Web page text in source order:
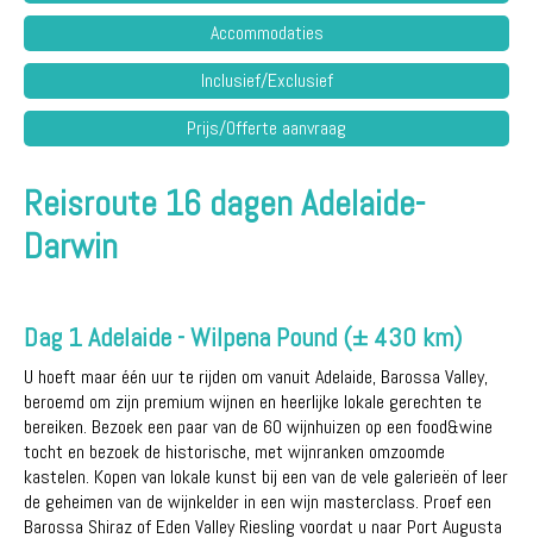
Accommodaties
Inclusief/Exclusief
Prijs/Offerte aanvraag
Reisroute 16 dagen Adelaide-
Darwin
Dag 1 Adelaide - Wilpena Pound (± 430 km)
U hoeft maar één uur te rijden om vanuit Adelaide, Barossa Valley,
beroemd om zijn premium wijnen en heerlijke lokale gerechten te
bereiken. Bezoek een paar van de 60 wijnhuizen op een food&wine
tocht en bezoek de historische, met wijnranken omzoomde
kastelen. Kopen van lokale kunst bij een van de vele galerieën of leer
de geheimen van de wijnkelder in een wijn masterclass. Proef een
Barossa Shiraz of Eden Valley Riesling voordat u naar Port Augusta